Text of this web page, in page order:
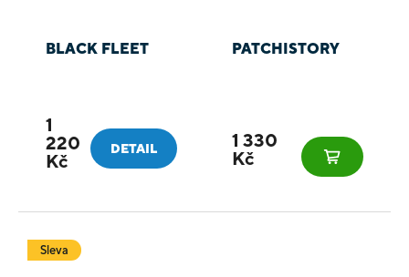
BLACK FLEET
1
220
Kč
DETAIL
PATCHISTORY
1 330
Kč
Sleva